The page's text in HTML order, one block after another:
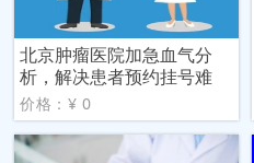
北京肿瘤医院加急血气分
析，解决患者预约挂号难
价格：¥ 0